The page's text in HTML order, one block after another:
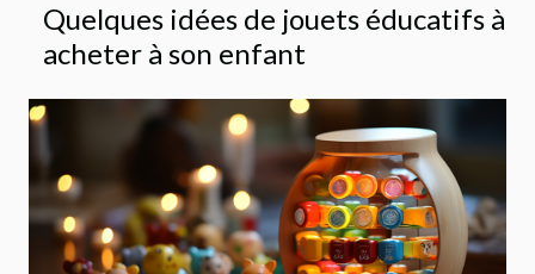
Quelques idées de jouets éducatifs à
acheter à son enfant